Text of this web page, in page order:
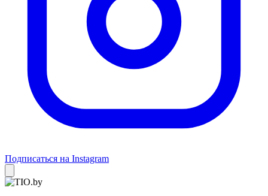
Подписаться на Instagram